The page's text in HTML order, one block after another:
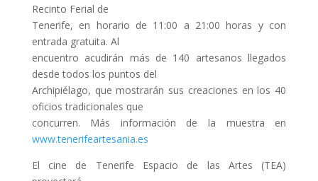
Recinto Ferial de
Tenerife, en horario de 11:00 a 21:00 horas y con
entrada gratuita. Al
encuentro acudirán más de 140 artesanos llegados
desde todos los puntos del
Archipiélago, que mostrarán sus creaciones en los 40
oficios tradicionales que
concurren. Más información de la muestra en
www.tenerifeartesania.es
El cine de Tenerife Espacio de las Artes (TEA)